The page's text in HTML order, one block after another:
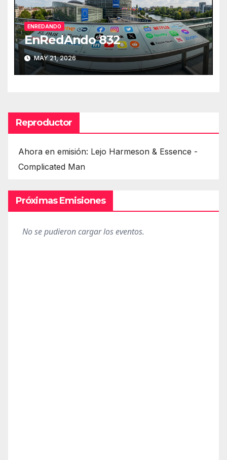
ENREDANDO
EnRedAndo 832
MAY 21, 2026
Reproductor
Ahora en emisión: Lejo Harmeson & Essence -
Complicated Man
Próximas Emisiones